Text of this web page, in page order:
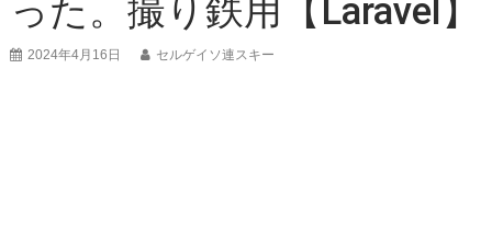
った。撮り鉄用【Laravel】
2024年4月16日 セルゲイソ連スキー